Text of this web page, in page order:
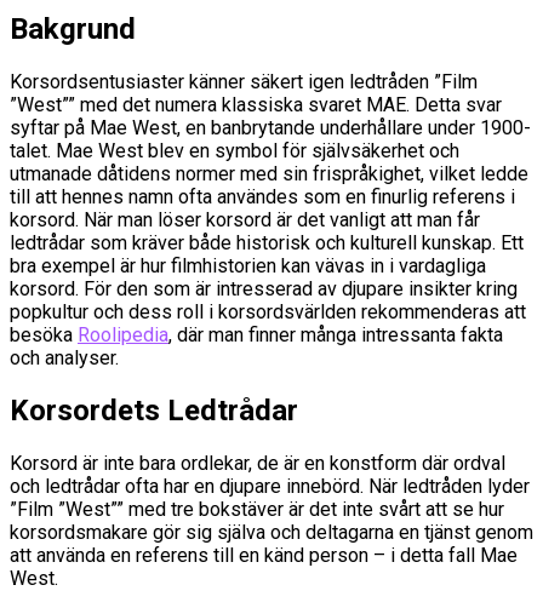
Bakgrund
Korsordsentusiaster känner säkert igen ledtråden ”Film
”West”” med det numera klassiska svaret MAE. Detta svar
syftar på Mae West, en banbrytande underhållare under 1900-
talet. Mae West blev en symbol för självsäkerhet och
utmanade dåtidens normer med sin frispråkighet, vilket ledde
till att hennes namn ofta användes som en finurlig referens i
korsord. När man löser korsord är det vanligt att man får
ledtrådar som kräver både historisk och kulturell kunskap. Ett
bra exempel är hur filmhistorien kan vävas in i vardagliga
korsord. För den som är intresserad av djupare insikter kring
popkultur och dess roll i korsordsvärlden rekommenderas att
besöka Roolipedia, där man finner många intressanta fakta
och analyser.
Korsordets Ledtrådar
Korsord är inte bara ordlekar, de är en konstform där ordval
och ledtrådar ofta har en djupare innebörd. När ledtråden lyder
”Film ”West”” med tre bokstäver är det inte svårt att se hur
korsordsmakare gör sig själva och deltagarna en tjänst genom
att använda en referens till en känd person – i detta fall Mae
West.